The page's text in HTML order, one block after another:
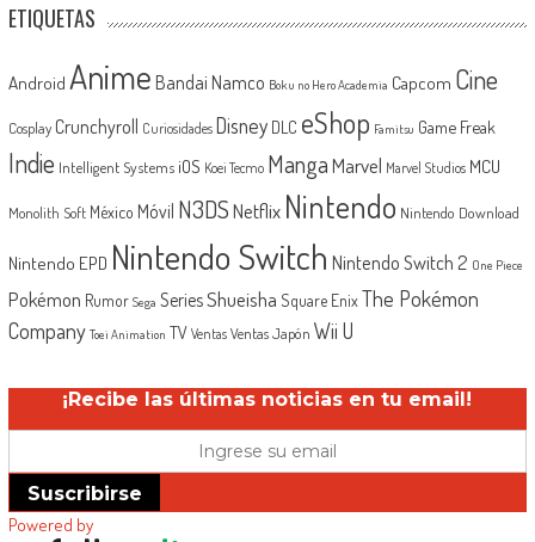
ETIQUETAS
Android Anime Bandai Namco Boku no Hero Academia Capcom Cine
Cosplay Crunchyroll Curiosidades Disney DLC eShop Famitsu Game Freak
Indie Intelligent Systems iOS Koei Tecmo MangaMarvel Marvel Studios MCU
Monolith Soft México Móvil N3DSNetflix Nintendo Nintendo Download
Nintendo EPD Nintendo Switch Nintendo Switch 2 One Piece
Pokémon Rumor Sega SeriesShueisha Square EnixThe Pokémon
Company Toei Animation TV Ventas Ventas Japón Wii U
¡Recibe las últimas noticias en tu email!
Suscribirse
Powered by